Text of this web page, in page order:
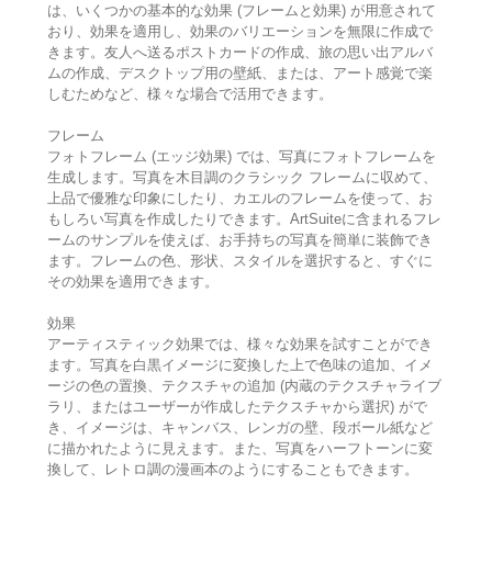
は、いくつかの基本的な効果 (フレームと効果) が用意されて
おり、効果を適用し、効果のバリエーションを無限に作成で
きます。友人へ送るポストカードの作成、旅の思い出アルバ
ムの作成、デスクトップ用の壁紙、または、アート感覚で楽
しむためなど、様々な場合で活用できます。
フレーム
フォトフレーム (エッジ効果) では、写真にフォトフレームを
生成します。写真を木目調のクラシック フレームに収めて、
上品で優雅な印象にしたり、カエルのフレームを使って、お
もしろい写真を作成したりできます。ArtSuiteに含まれるフレ
ームのサンプルを使えば、お手持ちの写真を簡単に装飾でき
ます。フレームの色、形状、スタイルを選択すると、すぐに
その効果を適用できます。
効果
アーティスティック効果では、様々な効果を試すことができ
ます。写真を白黒イメージに変換した上で色味の追加、イメ
ージの色の置換、テクスチャの追加 (内蔵のテクスチャライブ
ラリ、またはユーザーが作成したテクスチャから選択) がで
き、イメージは、キャンバス、レンガの壁、段ボール紙など
に描かれたように見えます。また、写真をハーフトーンに変
換して、レトロ調の漫画本のようにすることもできます。